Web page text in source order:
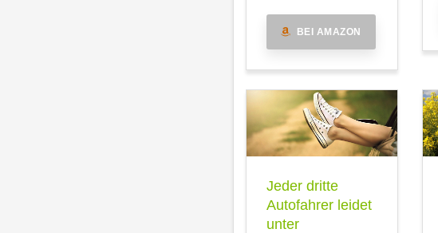
BEI AMAZON
Jeder dritte
Autofahrer leidet
unter